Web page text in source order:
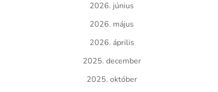
2026. június
2026. május
2026. április
2025. december
2025. október